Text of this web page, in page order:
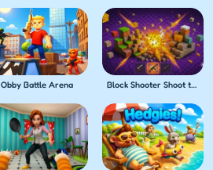
Obby Battle Arena Block Shooter Shoot the Blocks!